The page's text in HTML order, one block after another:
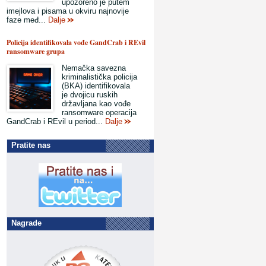
upozoreno je putem
imejlova i pisama u okviru najnovije
faze međ... Dalje
Policija identifikovala vođe GandCrab i REvil
ransomware grupa
Nemačka savezna
kriminalistička policija
(BKA) identifikovala
je dvojicu ruskih
državljana kao vođe
ransomware operacija
GandCrab i REvil u period... Dalje
Pratite nas
Nagrade